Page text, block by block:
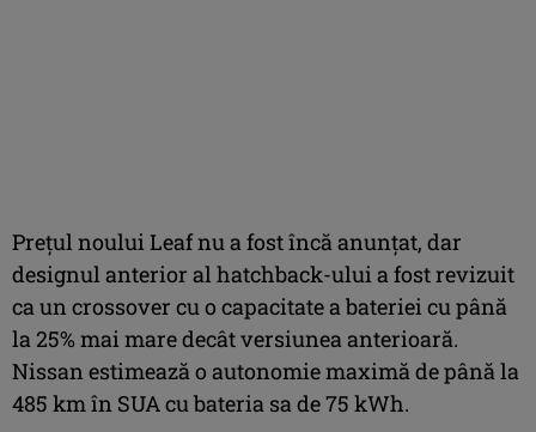
Prețul noului Leaf nu a fost încă anunțat, dar
designul anterior al hatchback-ului a fost revizuit
ca un crossover cu o capacitate a bateriei cu până
la 25% mai mare decât versiunea anterioară.
Nissan estimează o autonomie maximă de până la
485 km în SUA cu bateria sa de 75 kWh.